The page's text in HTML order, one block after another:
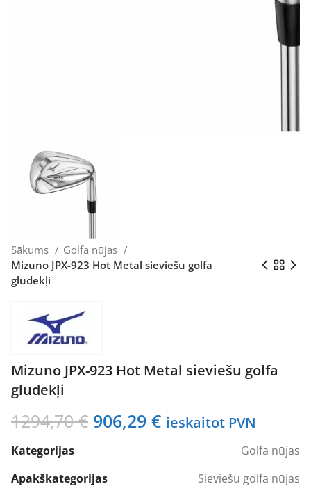
Sākums
Golfa nūjas
Mizuno JPX-923 Hot Metal sieviešu golfa
gludekļi
Mizuno JPX-923 Hot Metal sieviešu golfa
gludekļi
1294,70€ Original
1294,70 €.
906,29 €Current
906,29 €.
ieskaitot PVN
Kategorijas
Golfa nūjas
Apakškategorijas
Sieviešu golfa nūjas